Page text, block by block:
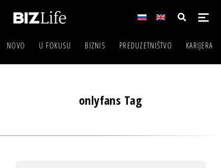
NOVO U FOKUSU BIZNIS PREDUZETNIŠTVO KARIJERA
onlyfans Tag